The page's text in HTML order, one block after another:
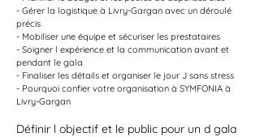
- Gérer la logistique à Livry-Gargan avec un déroulé
précis
- Mobiliser une équipe et sécuriser les prestataires
- Soigner l expérience et la communication avant et
pendant le gala
- Finaliser les détails et organiser le jour J sans stress
- Pourquoi confier votre organisation à SYMFONIA à
Livry-Gargan
Définir l objectif et le public pour un d gala